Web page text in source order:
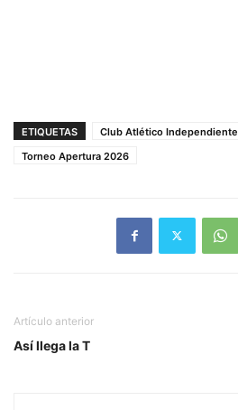
ETIQUETAS Club Atlético Independiente
Torneo Apertura 2026
Artículo anterior
Así llega la T